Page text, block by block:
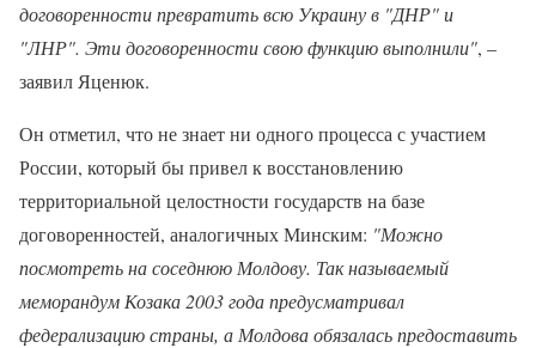
договоренности превратить всю Украину в "ДНР" и
"ЛНР". Эти договоренности свою функцию выполнили", –
заявил Яценюк.
Он отметил, что не знает ни одного процесса с участием
России, который бы привел к восстановлению
территориальной целостности государств на базе
договоренностей, аналогичных Минским: "Можно
посмотреть на соседнюю Молдову. Так называемый
меморандум Козака 2003 года предусматривал
федерализацию страны, а Молдова обязалась предоставить